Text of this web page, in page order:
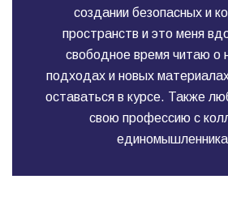
создании безопасных и
пространств и это меня
свободное время читаю о
подходах и новых
оставаться в курсе. Также
свою профессию с